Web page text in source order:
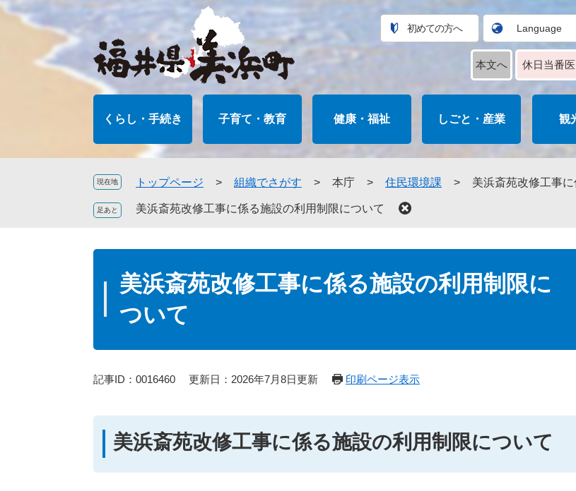
ペ
メ
本
初めての方へ Language
本文へ 休日当番医
くらし・手続き 子育て・教育 健康・福祉 しごと・産業 観
現在地 トップページ > 組織でさがす > 本庁 > 住民環境課 > 美浜斎苑改修工事
美浜斎苑改修工事に係る施設の利用制限について
美浜斎苑改修工事に係る施設の利用制限に
ついて
記事ID：0016460 更新日：2026年7月8日更新 印刷ページ表示
美浜斎苑改修工事に係る施設の利用制限について